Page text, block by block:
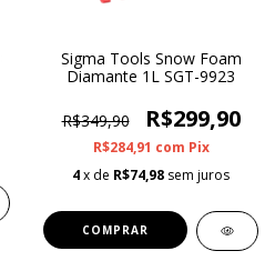
Sigma Tools Snow Foam
Diamante 1L SGT-9923
R$349,90 R$299,90
R$284,91 com Pix
4x de R$74,98 sem juros